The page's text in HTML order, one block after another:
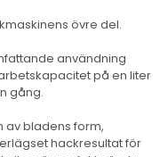
övre del.
användning
på en liter
gång.
av bladens form,
hackresultat för